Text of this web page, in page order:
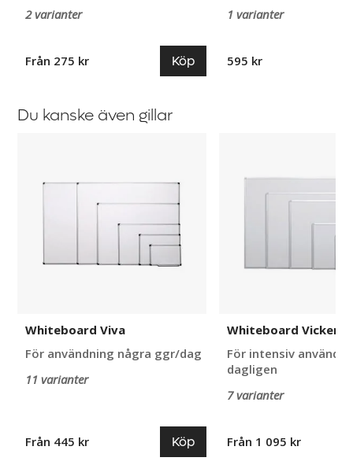
2 varianter
Från 275 kr Köp
1 varianter
595 kr
Du kanske även gillar
Whiteboard Viva
För användning några ggr/dag
11 varianter
Från 445 kr Köp
Whiteboard Vicker
För intensiv
dagligen
7 varianter
Från 1 095 kr